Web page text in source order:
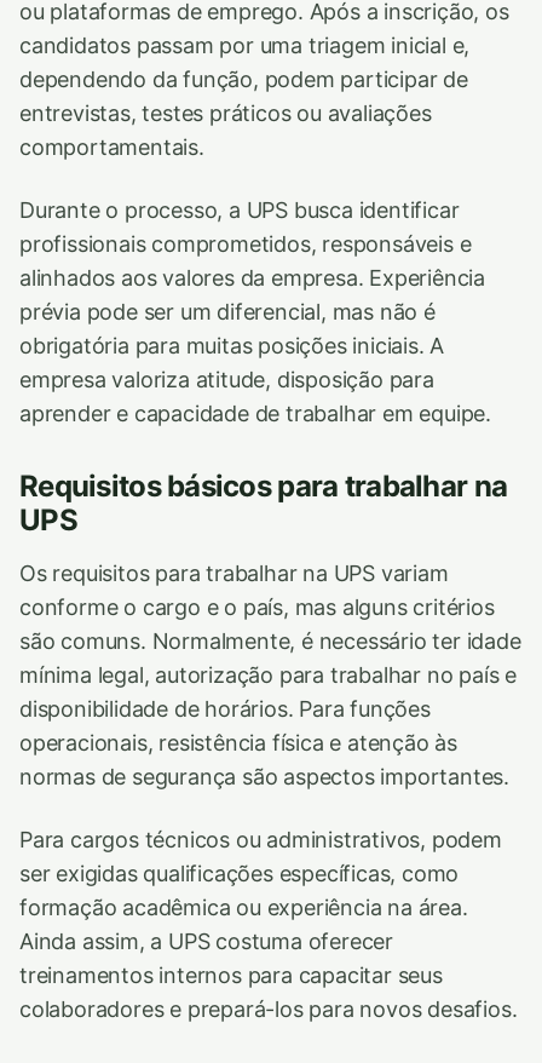
ou plataformas de emprego. Após a inscrição, os
candidatos passam por uma triagem inicial e,
dependendo da função, podem participar de
entrevistas, testes práticos ou avaliações
comportamentais.
Durante o processo, a UPS busca identificar
profissionais comprometidos, responsáveis e
alinhados aos valores da empresa. Experiência
prévia pode ser um diferencial, mas não é
obrigatória para muitas posições iniciais. A
empresa valoriza atitude, disposição para
aprender e capacidade de trabalhar em equipe.
Requisitos básicos para trabalhar na
UPS
Os requisitos para trabalhar na UPS variam
conforme o cargo e o país, mas alguns critérios
são comuns. Normalmente, é necessário ter idade
mínima legal, autorização para trabalhar no país e
disponibilidade de horários. Para funções
operacionais, resistência física e atenção às
normas de segurança são aspectos importantes.
Para cargos técnicos ou administrativos, podem
ser exigidas qualificações específicas, como
formação acadêmica ou experiência na área.
Ainda assim, a UPS costuma oferecer
treinamentos internos para capacitar seus
colaboradores e prepará-los para novos desafios.